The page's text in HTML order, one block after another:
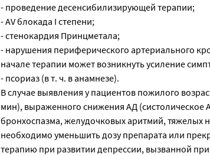
- проведение десенсибилизирующей терапии;
- AV блокада I степени;
- стенокардия Принцметала;
- нарушения периферического артериального
начале терапии может возникнуть усиление
- псориаз (в т. ч. в анамнезе).
В случае выявления у пациентов пожилого
мин), выраженного снижения АД (систолическое
бронхоспазма, желудочковых аритмий,
необходимо уменьшить дозу препарата или
терапию при развитии депрессии, вызванной